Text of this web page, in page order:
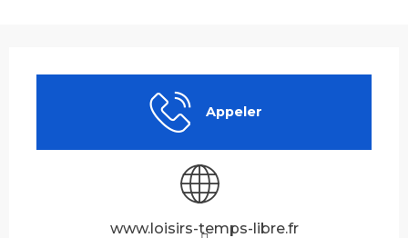
Appeler
www.loisirs-temps-libre.fr